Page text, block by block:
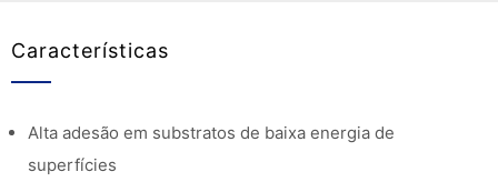
Características
Alta adesão em substratos de baixa energia de
superfícies